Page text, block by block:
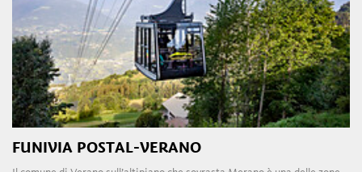
FUNIVIA POSTAL-VERANO